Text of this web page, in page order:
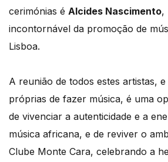
cerimónias é Alcides Nascimento,
incontornável da promoção de
Lisboa.
A reunião de todos estes artistas,
próprias de fazer música, é uma
de vivenciar a autenticidade e a
música africana, e de reviver o
Clube Monte Cara, celebrando a